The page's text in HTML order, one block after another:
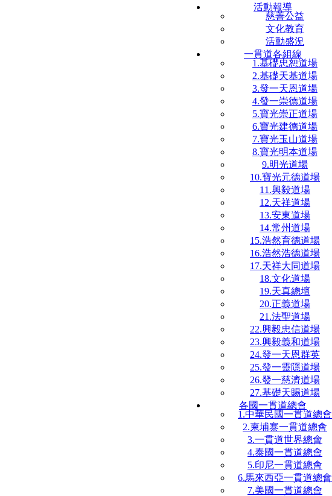
活動報導
慈善公益
文化教育
活動盛況
一貫道各組線
1.基礎忠恕道場
2.基礎天基道場
3.發一天恩道場
4.發一崇德道場
5.寶光崇正道場
6.寶光建德道場
7.寶光玉山道場
8.寶光明本道場
9.明光道場
10.寶光元德道場
11.興毅道場
12.天祥道場
13.安東道場
14.常州道場
15.浩然育德道場
16.浩然浩德道場
17.天祥大同道場
18.文化道場
19.天真總壇
20.正義道場
21.法聖道場
22.興毅忠信道場
23.興毅義和道場
24.發一天恩群英
25.發一靈隱道場
26.發一慈濟道場
27.基礎天賜道場
各國一貫道總會
1.中華民國一貫道總會
2.柬埔寨一貫道總會
3.一貫道世界總會
4.泰國一貫道總會
5.印尼一貫道總會
6.馬來西亞一貫道總會
7.美國一貫道總會